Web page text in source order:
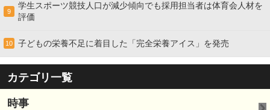
9
学生スポーツ競技人口が減少傾向でも採用担当者は体育会人材を
評価
10 子どもの栄養不足に着目した「完全栄養アイス」を発売
カテゴリ一覧
時事